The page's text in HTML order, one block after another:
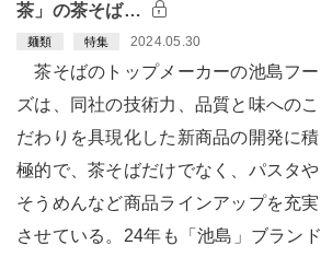
茶」の茶そば…
麺類 特集 2024.05.30
茶そばのトップメーカーの池島フー
ズは、同社の技術力、品質と味へのこ
だわりを具現化した新商品の開発に積
極的で、茶そばだけでなく、パスタや
そうめんなど商品ラインアップを充実
させている。24年も「池島」ブランド